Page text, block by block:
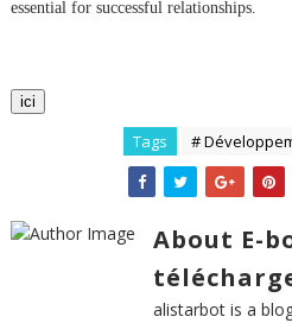
essential for successful relationships.
ici
Tags #
About E-
alistarbot is a